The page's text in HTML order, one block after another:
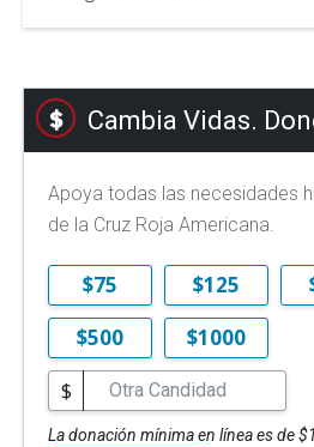
Cambia Vidas.
Apoya todas las necesidades
de la Cruz Roja Americana.
$75 $125
$500
$1000
$
La donación mínima en línea es de